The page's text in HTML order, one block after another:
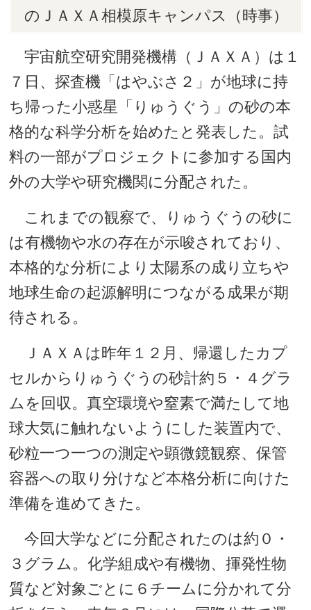
のＪＡＸＡ相模原キャンパス（時事）
宇宙航空研究開発機構（ＪＡＸＡ）は１
７日、探査機「はやぶさ２」が地球に持
ち帰った小惑星「りゅうぐう」の砂の本
格的な科学分析を始めたと発表した。試
料の一部がプロジェクトに参加する国内
外の大学や研究機関に分配された。
これまでの観察で、りゅうぐうの砂に
は有機物や水の存在が示唆されており、
本格的な分析により太陽系の成り立ちや
地球生命の起源解明につながる成果が期
待される。
ＪＡＸＡは昨年１２月、帰還したカプ
セルからりゅうぐうの砂計約５・４グラ
ムを回収。真空環境や窒素で満たして地
球大気に触れないようにした装置内で、
砂粒一つ一つの測定や顕微鏡観察、保管
容器への取り分けなど本格分析に向けた
準備を進めてきた。
今回大学などに分配されたのは約０・
３グラム。化学組成や有機物、揮発性物
質など対象ごとに６チームに分かれて分